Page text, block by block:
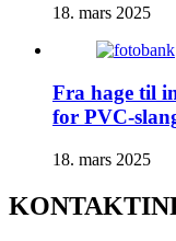
18. mars 2025
Fra hage til
for PVC-
18. mars 2025